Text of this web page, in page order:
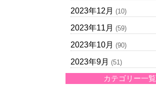
2023年12月 (10)
2023年11月 (59)
2023年10月 (90)
2023年9月 (51)
カテゴリー一覧